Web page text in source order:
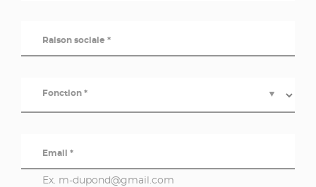
Raison sociale *
Fonction * ▼
Email *
Ex. m-dupond@gmail.com